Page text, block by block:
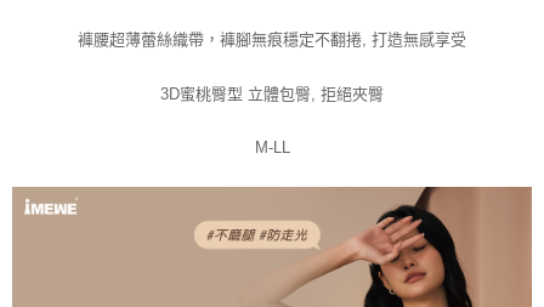
褲腰超薄蕾絲織帶，褲腳無痕穩定不翻捲, 打造無感享受
3D蜜桃臀型 立體包臀, 拒絕夾臀
M-LL